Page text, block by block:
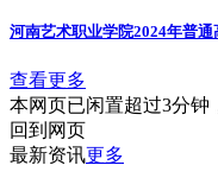
河南艺术职业学院2024年普
查看更多
本网页已闲置超过3分
回到网页
最新资讯更多